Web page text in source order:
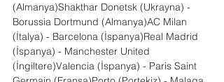
(Almanya)Shakthar Donetsk (Ukrayna) -
Borussia Dortmund (Almanya)AC Milan
(İtalya) - Barcelona (İspanya)Real Madrid
(İspanya) - Manchester United
(İngiltere)Valencia (İspanya) - Paris Saint